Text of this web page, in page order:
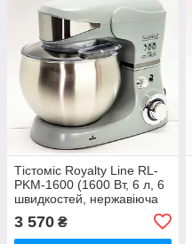
Тістоміс Royalty Line RL-
PKM-1600 (1600 Вт, 6 л, 6
швидкостей, нержавіюча
3 570 ₴